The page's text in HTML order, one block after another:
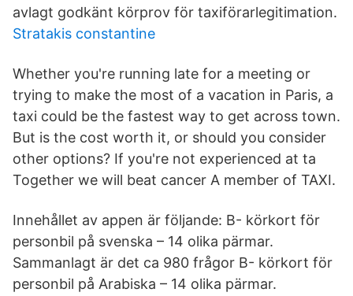
avlagt godkänt körprov för taxiförarlegitimation.
Stratakis constantine
Whether you're running late for a meeting or
trying to make the most of a vacation in Paris, a
taxi could be the fastest way to get across town.
But is the cost worth it, or should you consider
other options? If you're not experienced at ta
Together we will beat cancer A member of TAXI.
Innehållet av appen är följande: B- körkort för
personbil på svenska – 14 olika pärmar.
Sammanlagt är det ca 980 frågor B- körkort för
personbil på Arabiska – 14 olika pärmar.